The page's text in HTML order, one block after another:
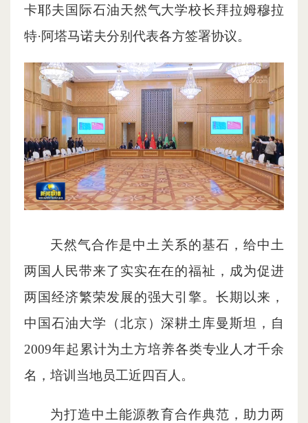
卡耶夫国际石油天然气大学校长拜拉姆穆拉
特·阿塔马诺夫分别代表各方签署协议。
天然气合作是中土关系的基石，给中土
两国人民带来了实实在在的福祉，成为促进
两国经济繁荣发展的强大引擎。长期以来，
中国石油大学（北京）深耕土库曼斯坦，自
2009年起累计为土方培养各类专业人才千余
名，培训当地员工近四百人。
为打造中土能源教育合作典范，助力两